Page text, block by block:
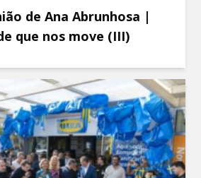
de Ana Abrunhosa |
que nos move (III)